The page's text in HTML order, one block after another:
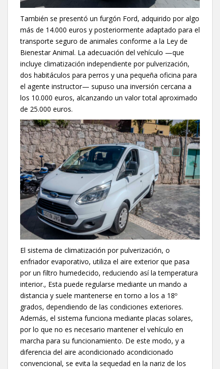
También se presentó un furgón Ford, adquirido por algo
más de 14.000 euros y posteriormente adaptado para el
transporte seguro de animales conforme a la Ley de
Bienestar Animal. La adecuación del vehículo —que
incluye climatización independiente por pulverización,
dos habitáculos para perros y una pequeña oficina para
el agente instructor— supuso una inversión cercana a
los 10.000 euros, alcanzando un valor total aproximado
de 25.000 euros.
El sistema de climatización por pulverización, o
enfriador evaporativo, utiliza el aire exterior que pasa
por un filtro humedecido, reduciendo así la temperatura
interior., Esta puede regularse mediante un mando a
distancia y suele mantenerse en torno a los a 18º
grados, dependiendo de las condiciones exteriores.
Además, el sistema funciona mediante placas solares,
por lo que no es necesario mantener el vehículo en
marcha para su funcionamiento. De este modo, y a
diferencia del aire acondicionado acondicionado
convencional, se evita la sequedad en la nariz de los